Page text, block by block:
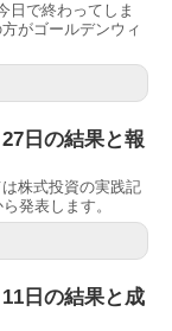
日で終わってしま
がゴールデンウィ
日の結果と報
株式投資の実践記
発表します。
日の結果と成